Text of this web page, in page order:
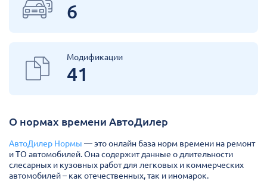
6
Модификации
41
О нормах времени АвтоДилер
АвтоДилер Нормы — это онлайн база норм времени на ремонт
и ТО автомобилей. Она содержит данные о длительности
слесарных и кузовных работ для легковых и коммерческих
автомобилей – как отечественных, так и иномарок.